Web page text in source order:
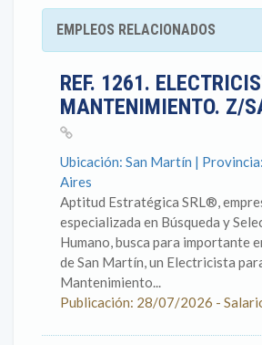
EMPLEOS RELACIONADOS
REF. 1261.
MANTENIMIENTO. Z/
Ubicación: San Martín |
Aires
Aptitud Estratégica SRL®,
especializada en Búsqueda y
Humano, busca para importante
de San Martín, un Electricista
Mantenimiento...
Publicación: 28/07/2026 -